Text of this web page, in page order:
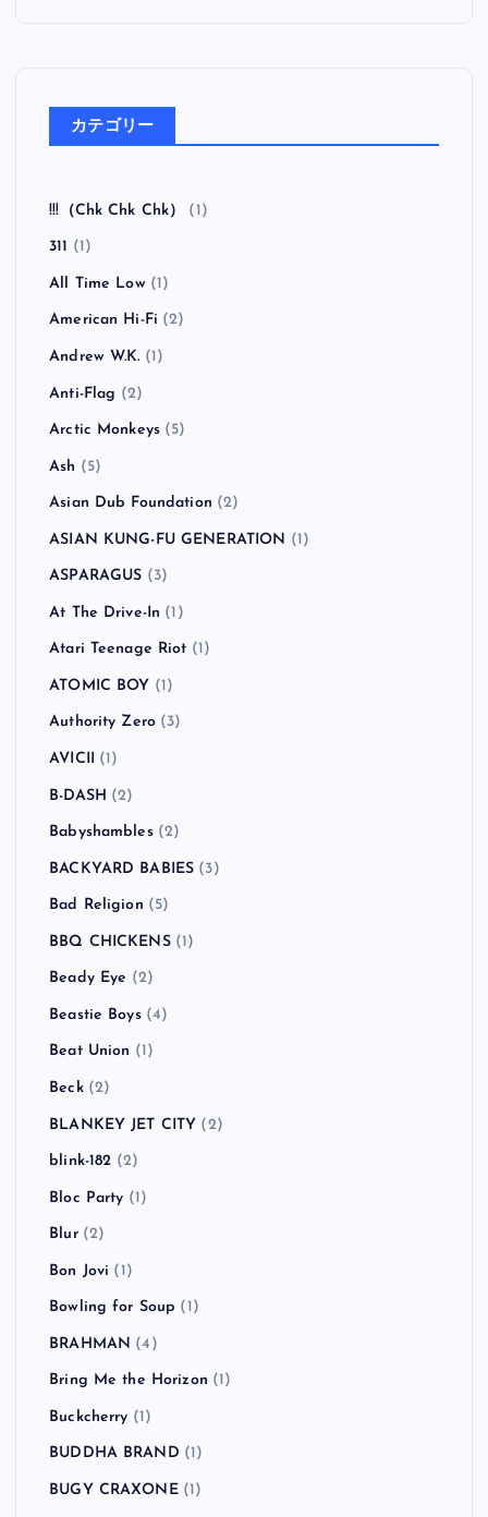
カテゴリー
!!!（Chk Chk Chk） (1)
311 (1)
All Time Low(1)
American Hi-Fi (2)
Andrew W.K. (1)
Anti-Flag (2)
Arctic Monkeys (5)
Ash (5)
Asian Dub Foundation (2)
ASIAN KUNG-FU GENERATION (1)
ASPARAGUS (3)
At The Drive-In (1)
Atari Teenage Riot (1)
ATOMIC BOY (1)
Authority Zero (3)
AVICII (1)
B-DASH (2)
Babyshambles(2)
BACKYARD BABIES (3)
Bad Religion (5)
BBQ CHICKENS(1)
Beady Eye (2)
Beastie Boys(4)
Beat Union (1)
Beck(2)
BLANKEY JET CITY (2)
blink-182 (2)
Bloc Party (1)
Blur(2)
Bon Jovi (1)
Bowling for Soup (1)
BRAHMAN (4)
Bring Me the Horizon (1)
Buckcherry (1)
BUDDHA BRAND (1)
BUGY CRAXONE(1)